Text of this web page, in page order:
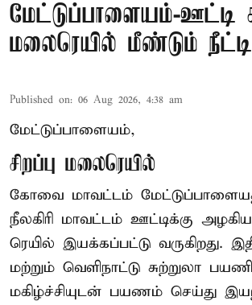
மேட்டுப்பாளையம்-ஊட்டி
மலைரெயில் மீண்டும்
Published on: 06 Aug 2026, 4:38 am
மேட்டுப்பாளையம்,
சிறப்பு மலைரெயில்
கோவை மாவட்டம்
நீலகிரி மாவட்டம் ஊட்டிக்கு
ரெயில் இயக்கப்பட்டு வருகிறது.
மற்றும் வெளிநாட்டு சுற்றுலா
மகிழ்ச்சியுடன் பயணம் செய்து